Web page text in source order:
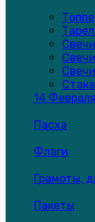
14 Февраля
Пасха
Флаги
Грамоты,
Пакеты